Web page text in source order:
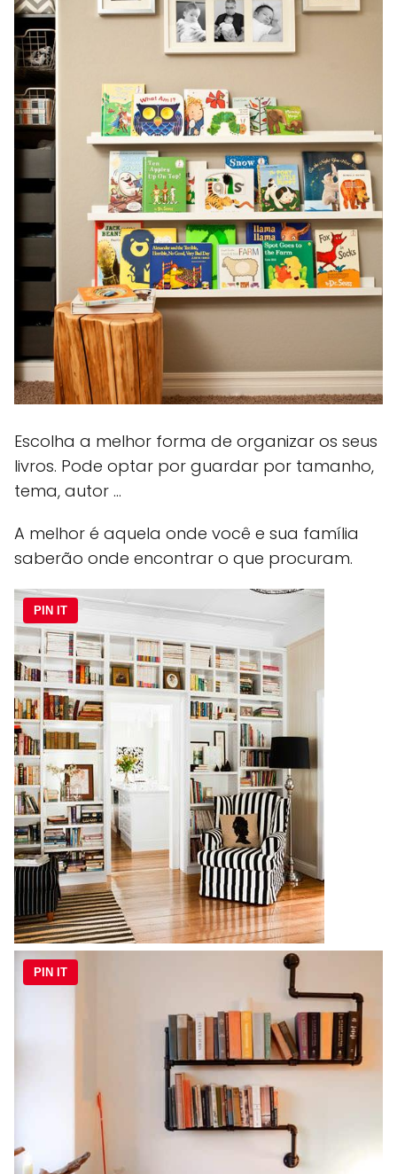
Escolha a melhor forma de organizar os seus
livros. Pode optar por guardar por tamanho,
tema, autor …
A melhor é aquela onde você e sua família
saberão onde encontrar o que procuram.
PIN IT
PIN IT